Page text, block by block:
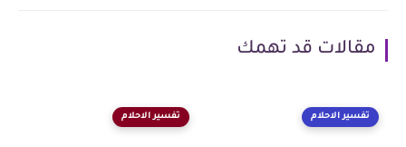
مقالات قد تهمك
تفسير الاحلام تفسير الاحلام